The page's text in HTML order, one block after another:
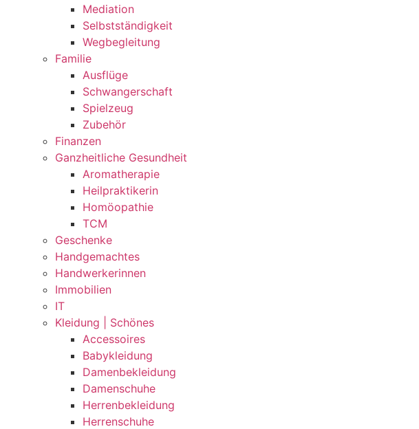
Mediation
Selbstständigkeit
Wegbegleitung
Familie
Ausflüge
Schwangerschaft
Spielzeug
Zubehör
Finanzen
Ganzheitliche Gesundheit
Aromatherapie
Heilpraktikerin
Homöopathie
TCM
Geschenke
Handgemachtes
Handwerkerinnen
Immobilien
IT
Kleidung | Schönes
Accessoires
Babykleidung
Damenbekleidung
Damenschuhe
Herrenbekleidung
Herrenschuhe